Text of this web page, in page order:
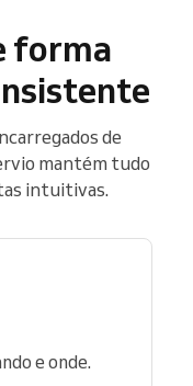
forma
de
mantém tudo
intuitivas.
e onde.